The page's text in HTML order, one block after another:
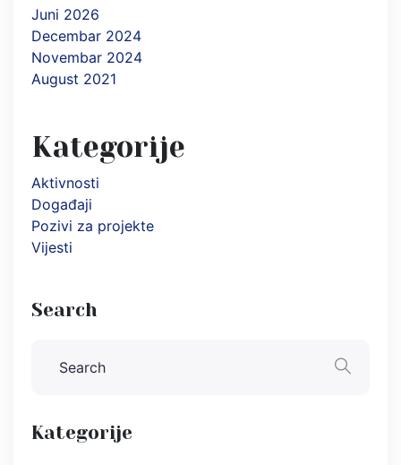
Juni 2026
Decembar 2024
Novembar 2024
August 2021
Kategorije
Aktivnosti
Događaji
Pozivi za projekte
Vijesti
Search
Kategorije